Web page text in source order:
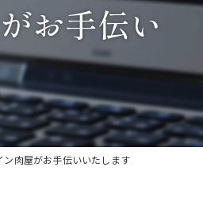
お手伝い
肉屋がお手伝いいたします